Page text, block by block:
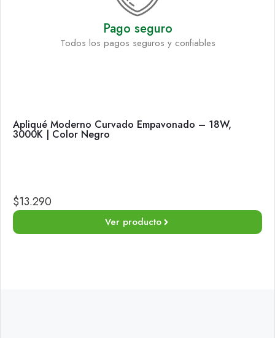
Pago seguro
Todos los pagos seguros y confiables
Apliqué Moderno Curvado Empavonado – 18W,
3000K | Color Negro
$13.290
Ver producto